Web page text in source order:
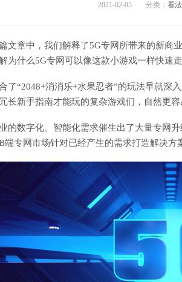
2021-02-05 分类： 看法
文章中，我们解释了5G专网所带来的新商
为什么5G专网可以像这款小游戏一样快速走
了“2048+消消乐+水果忍者”的玩法早就深
长新手指南才能玩的复杂游戏们，自然更容
的数字化、智能化需求催生出了大量专网
端专网市场针对已经产生的需求打造解决方